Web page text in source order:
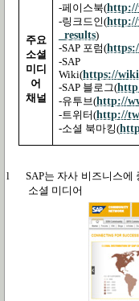
주요
소셜
미디
어
채널
-페이스북(http://
-링크드인(http://
_results)
-SAP 포럼(
-SAP
Wiki(https://
-SAP 블로그(
-유투브(http://
-트위터(http://
-소셜 북마킹(
l SAP는 자사 비즈니스에
소셜 미디어